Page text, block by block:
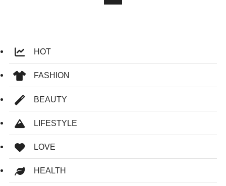
HOT
FASHION
BEAUTY
LIFESTYLE
LOVE
HEALTH